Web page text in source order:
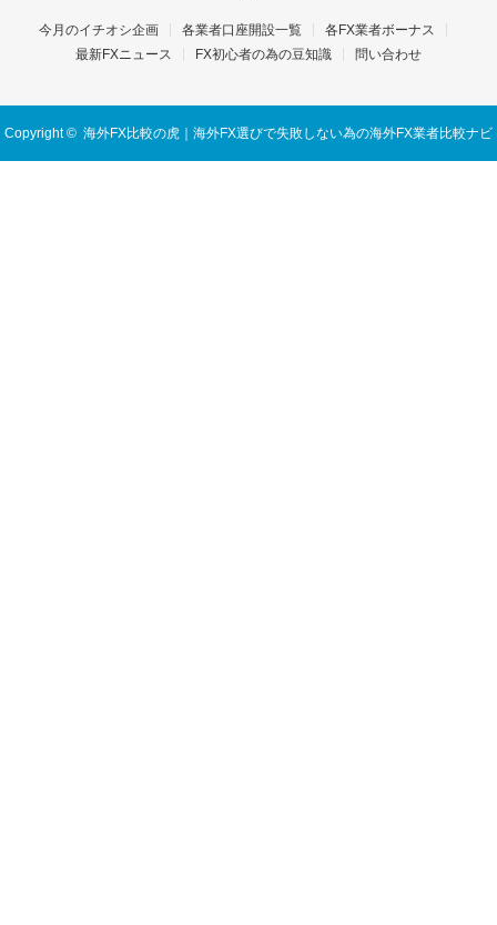
今月のイチオシ企画 各業者口座開設一覧
各FX業者ボーナス
最新FXニュース
FX初心者の為の豆知識 問い合わせ
Copyright © 海外FX比較の虎｜海外FX選びで失敗しない為の海外FX業者比較ナビ